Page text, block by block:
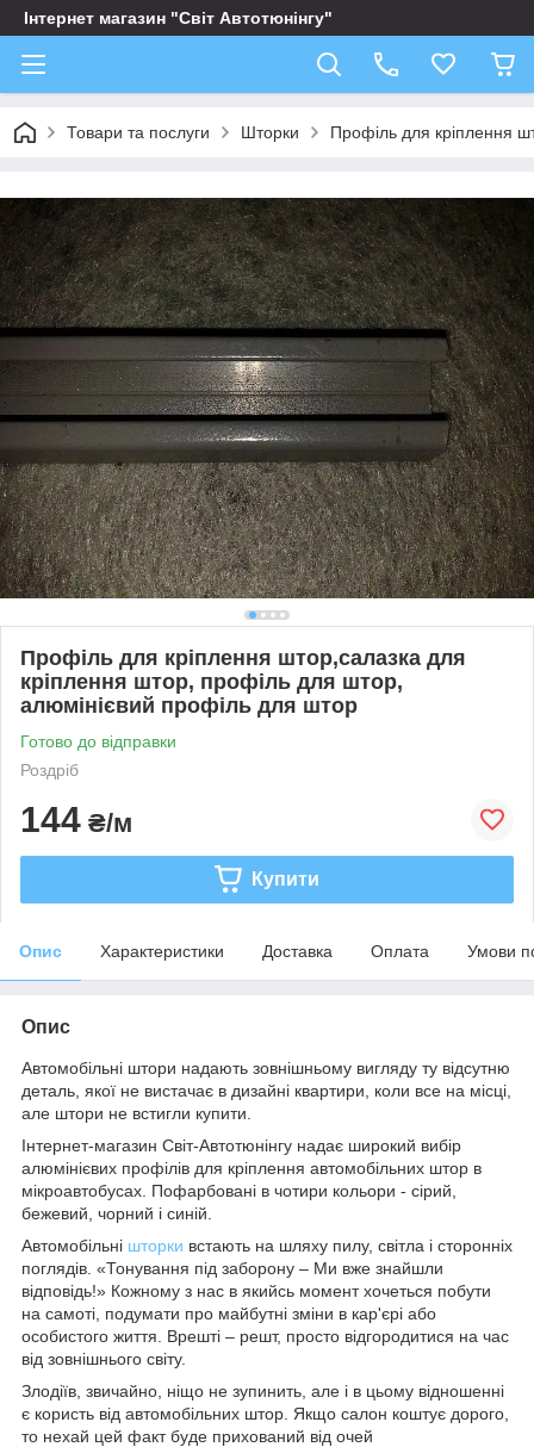
Інтернет магазин "Світ Автотюнінгу"
Товари та послуги Шторки Профіль для кріплення
Профіль для кріплення штор,салазка для
кріплення штор, профіль для штор,
алюмінієвий профіль для штор
Готово до відправки
Роздріб
144 ₴/м
Купити
Опис Характеристики Доставка Оплата Умови
Опис
Автомобільні штори надають зовнішньому вигляду ту відсутню
деталь, якої не вистачає в дизайні квартири, коли все на місці,
але штори не встигли купити.
Інтернет-магазин Світ-Автотюнінгу надає широкий вибір
алюмінієвих профілів для кріплення автомобільних штор в
мікроавтобусах. Пофарбовані в чотири кольори - сірий,
бежевий, чорний і синій.
Автомобільні шторки встають на шляху пилу, світла і сторонніх
поглядів. «Тонування під заборону – Ми вже знайшли
відповідь!» Кожному з нас в якийсь момент хочеться побути
на самоті, подумати про майбутні зміни в кар'єрі або
особистого життя. Врешті – решт, просто відгородитися на час
від зовнішнього світу.
Злодіїв, звичайно, ніщо не зупинить, але і в цьому відношенні
є користь від автомобільних штор. Якщо салон коштує дорого,
то нехай цей факт буде прихований від очей